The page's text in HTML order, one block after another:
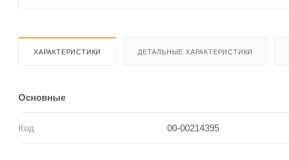
ХАРАКТЕРИСТИКИ ДЕТАЛЬНЫЕ ХАРАКТЕРИСТИКИ
Основные
Код 00-00214395